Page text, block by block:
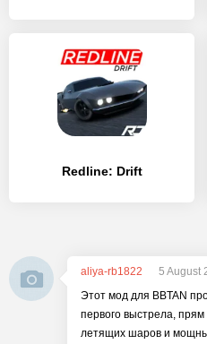
Redline: Drift
aliya-rb1822
5 August
Этот мод для BBTAN
первого выстрела,
летящих шаров и